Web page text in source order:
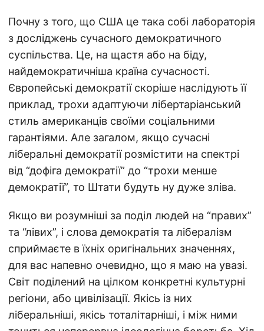
Почну з того, що США це така собі лабораторія
з досліджень сучасного демократичного
суспільства. Це, на щастя або на біду,
найдемократичніша країна сучасності.
Європейські демократії скоріше наслідують її
приклад, трохи адаптуючи лібертаріанський
стиль американців своїми соціальними
гарантіями. Але загалом, якщо сучасні
ліберальні демократії розмістити на спектрі
від “дофіга демократії” до “трохи менше
демократії”, то Штати будуть ну дуже зліва.
Якщо ви розумніші за поділ людей на “правих”
та “лівих”, і слова демократія та лібералізм
сприймаєте в їхніх оригінальних значеннях,
для вас напевно очевидно, що я маю на увазі.
Світ поділений на цілком конкретні культурні
регіони, або цивілізації. Якісь із них
ліберальніші, якісь тоталітарніші, і між ними